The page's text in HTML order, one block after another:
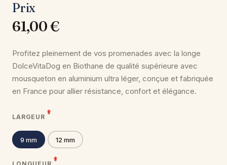
Prix
61,00 €
Profitez pleinement de vos promenades avec la longe
DolceVitaDog en Biothane de qualité supérieure avec
mousqueton en aluminium ultra léger, conçue et fabriquée
en France pour allier résistance, confort et élégance.
LARGEUR
9 mm 12 mm